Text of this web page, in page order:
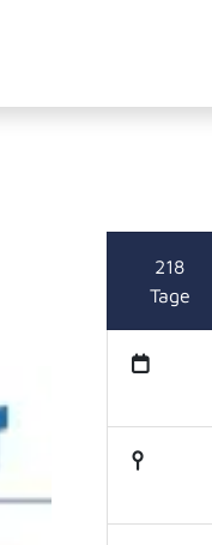
218
Tage